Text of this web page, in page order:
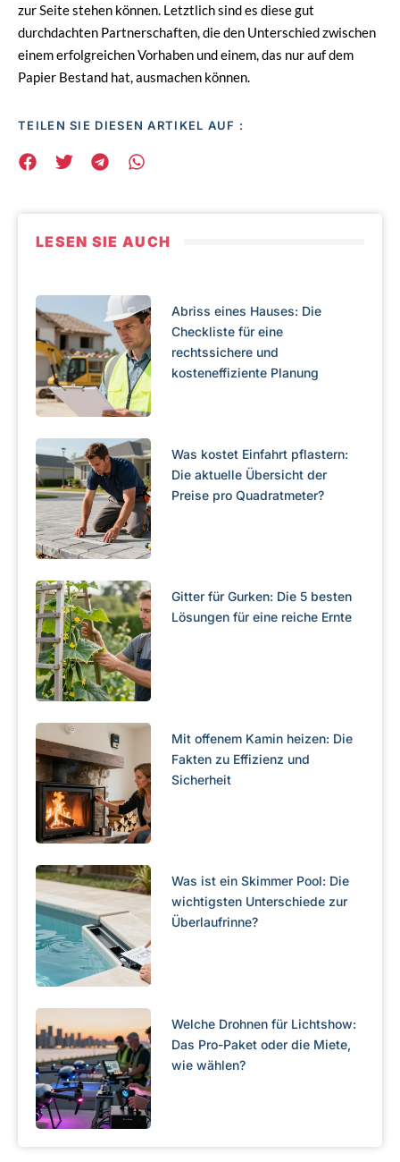
zur Seite stehen können. Letztlich sind es diese gut
durchdachten Partnerschaften, die den Unterschied zwischen
einem erfolgreichen Vorhaben und einem, das nur auf dem
Papier Bestand hat, ausmachen können.
TEILEN SIE DIESEN ARTIKEL AUF :
LESEN SIE AUCH
Abriss eines Hauses: Die
Checkliste für eine
rechtssichere und
kosteneffiziente Planung
Was kostet Einfahrt pflastern:
Die aktuelle Übersicht der
Preise pro Quadratmeter?
Gitter für Gurken: Die 5 besten
Lösungen für eine reiche Ernte
Mit offenem Kamin heizen: Die
Fakten zu Effizienz und
Sicherheit
Was ist ein Skimmer Pool: Die
wichtigsten Unterschiede zur
Überlaufrinne?
Welche Drohnen für Lichtshow:
Das Pro-Paket oder die Miete,
wie wählen?